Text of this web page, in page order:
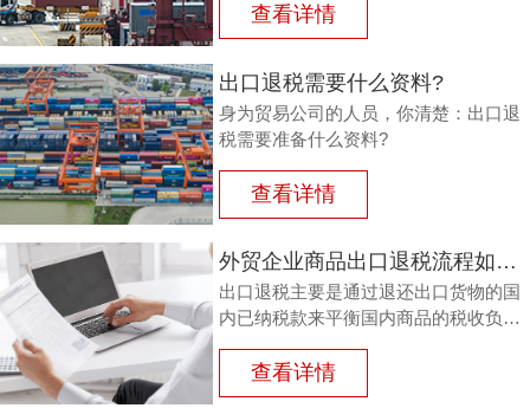
或半成品，加工制成产品出口时，退还
其已纳的进口税。
查看详情
出口退税需要什么资料?
身为贸易公司的人员，你清楚：出口退
税需要准备什么资料?
查看详情
外贸企业商品出口退税流程如何？鸿裕以鞋业公司申请出口退税为例
出口退税主要是通过退还出口货物的国
内已纳税款来平衡国内商品的税收负
品出口退税流程如何？能退多少？广州
鸿裕财税以下用案例说明。
查看详情